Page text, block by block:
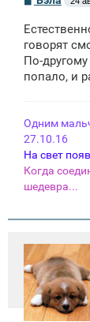
о
б
щ
н
и
говорят
По-
попало, и
Одним
27.10.16
На свет
Когда
шедевра...